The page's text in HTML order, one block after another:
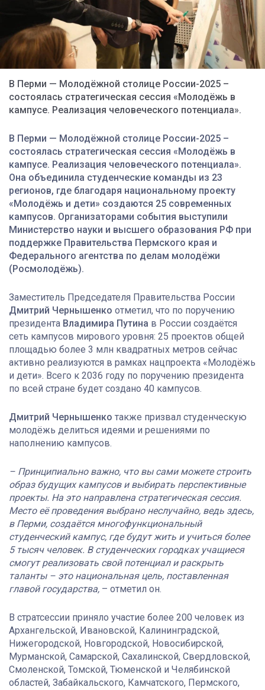
В Перми — Молодёжной столице России-2025 –
состоялась стратегическая сессия «Молодёжь в
кампусе. Реализация человеческого потенциала».
В Перми — Молодёжной столице России-2025 –
состоялась стратегическая сессия «Молодёжь в
кампусе. Реализация человеческого потенциала».
Она объединила студенческие команды из 23
регионов, где благодаря национальному проекту
«Молодёжь и дети» создаются 25 современных
кампусов. Организаторами события выступили
Министерство науки и высшего образования РФ при
поддержке Правительства Пермского края и
Федерального агентства по делам молодёжи
(Росмолодёжь).
Заместитель Председателя Правительства России
Дмитрий Чернышенко отметил, что по поручению
президента Владимира Путина в России создаётся
сеть кампусов мирового уровня: 25 проектов общей
площадью более 3 млн квадратных метров сейчас
активно реализуются в рамках нацпроекта «Молодёжь
и дети». Всего к 2036 году по поручению президента
по всей стране будет создано 40 кампусов.
Дмитрий Чернышенко также призвал студенческую
молодёжь делиться идеями и решениями по
наполнению кампусов.
– Принципиально важно, что вы сами можете строить
образ будущих кампусов и выбирать перспективные
проекты. На это направлена стратегическая сессия.
Место её проведения выбрано неслучайно, ведь здесь,
в Перми, создаётся многофункциональный
студенческий кампус, где будут жить и учиться более
5 тысяч человек. В студенческих городках учащиеся
смогут реализовать свой потенциал и раскрыть
таланты – это национальная цель, поставленная
главой государства, – отметил он.
В стратсессии приняло участие более 200 человек из
Архангельской, Ивановской, Калининградской,
Нижегородской, Новгородской, Новосибирской,
Мурманской, Самарской, Сахалинской, Свердловской,
Смоленской, Томской, Тюменской и Челябинской
областей, Забайкальского, Камчатского, Пермского,